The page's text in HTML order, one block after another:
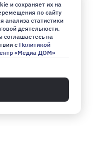
и сохраняет их на
по сайту
анализа статистики
деятельности.
соглашаетесь на
с Политикой
«Медиа ДОМ»